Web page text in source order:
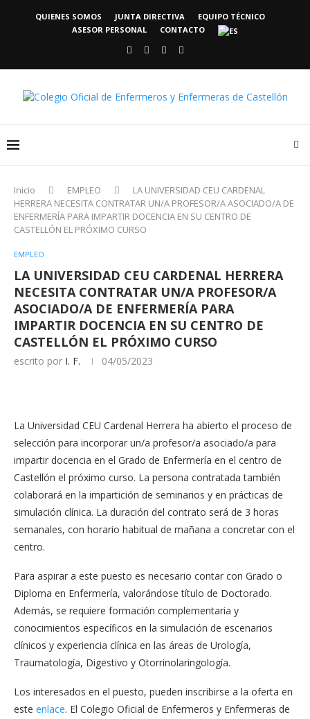
QUIENES SOMOS JUNTA DIRECTIVA
EQUIPO TÉCNICO
ASESOR PERSONAL
CONTACTO
Inicio EMPLEO
LA UNIVERSIDAD CEU CARDENAL
HERRERA NECESITA CONTRATAR UN/A PROFESOR/A ASOCIADO/A DE
ENFERMERÍA PARA IMPARTIR DOCENCIA EN SU CENTRO DE
CASTELLÓN EL PRÓXIMO CURSO
EMPLEO
LA UNIVERSIDAD CEU CARDENAL HERRERA
NECESITA CONTRATAR UN/A PROFESOR/A
ASOCIADO/A DE ENFERMERÍA PARA
IMPARTIR DOCENCIA EN SU CENTRO DE
CASTELLÓN EL PRÓXIMO CURSO
escrito por I. F. 04/05/2023
La Universidad CEU Cardenal Herrera ha abierto el proceso de
selección para incorporar un/a profesor/a asociado/a para
impartir docencia en el Grado de Enfermería en el centro de
Castellón el próximo curso. La persona contratada también
colaborará en la impartición de seminarios y en prácticas de
simulación clínica. La duración del contrato será de 3 horas
semanales, con horario habitual de mañana a concretar con el
centro.
Para aspirar a este puesto es necesario contar con Grado o
Diploma en Enfermería, valorándose título de Doctorado.
Además, se requiere formación complementaria y
conocimientos específicos en la simulación de escenarios
clínicos y experiencia clínica en las áreas de Urología,
Traumatología, Digestivo y Otorrinolaringología.
Los interesados en el puesto, pueden inscribirse a la oferta en
este enlace. El Colegio Oficial de Enfermeros y Enfermeras de